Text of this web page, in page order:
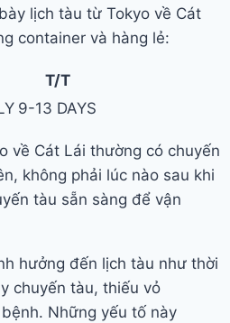
lịch tàu từ Tokyo về Cát
container và hàng lẻ:
T/T
9-13 DAYS
về Cát Lái thường có chuyến
không phải lúc nào sau khi
tàu sẵn sàng để vận
hưởng đến lịch tàu như thời
chuyến tàu, thiếu vỏ
Những yếu tố này